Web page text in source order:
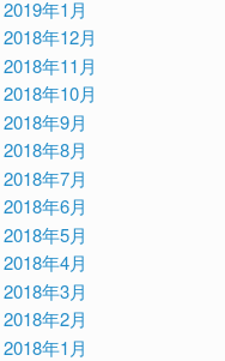
2019年1月
2018年12月
2018年11月
2018年10月
2018年9月
2018年8月
2018年7月
2018年6月
2018年5月
2018年4月
2018年3月
2018年2月
2018年1月